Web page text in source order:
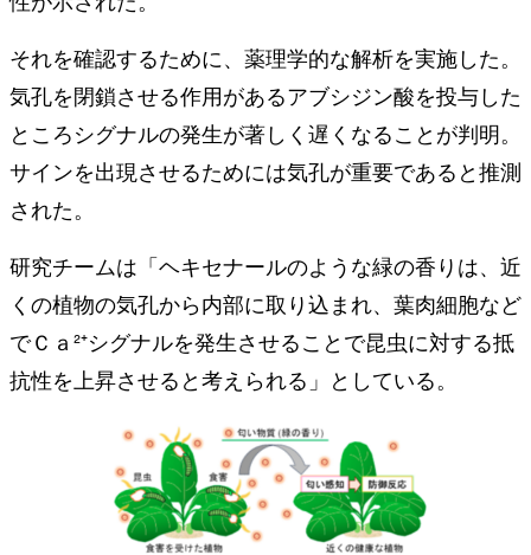
それを確認するために、薬理学的な解析を実施した。
気孔を閉鎖させる作用があるアブシジン酸を投与した
ところシグナルの発生が著しく遅くなることが判明。
サインを出現させるためには気孔が重要であると推測
された。
研究チームは「ヘキセナールのような緑の香りは、近
くの植物の気孔から内部に取り込まれ、葉肉細胞など
でＣａ²⁺シグナルを発生させることで昆虫に対する抵
抗性を上昇させると考えられる」としている。